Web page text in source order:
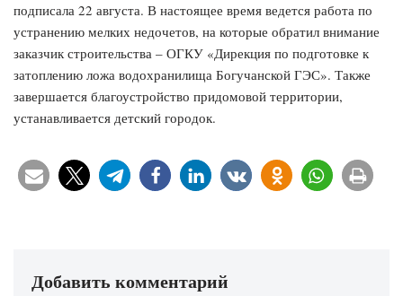
подписала 22 августа. В настоящее время ведется работа по
устранению мелких недочетов, на которые обратил внимание
заказчик строительства – ОГКУ «Дирекция по подготовке к
затоплению ложа водохранилища Богучанской ГЭС». Также
завершается благоустройство придомовой территории,
устанавливается детский городок.
Добавить комментарий